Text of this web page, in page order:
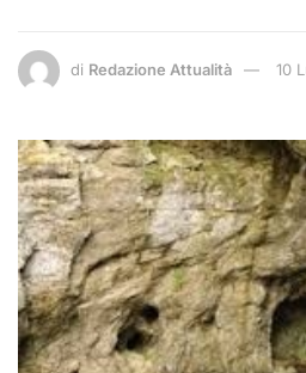
di Redazione Attualità 10